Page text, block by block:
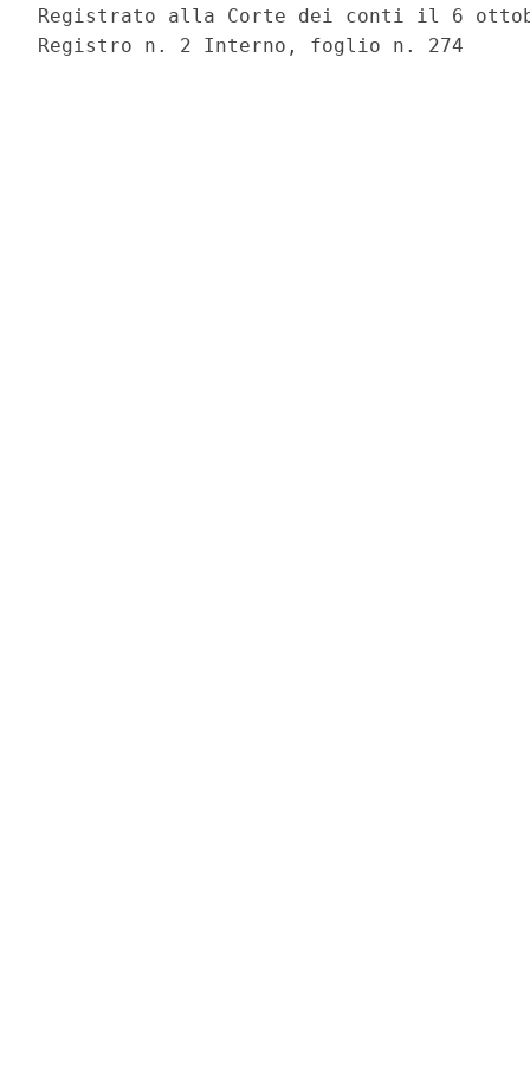
Registrato alla Corte dei conti il 6